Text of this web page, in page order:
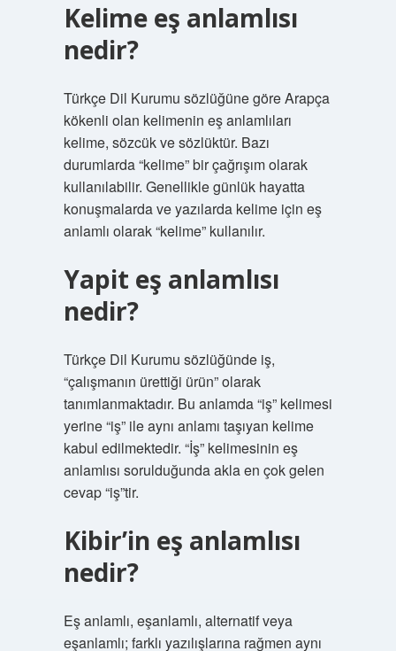
Kelime eş anlamlısı
nedir?
Türkçe Dil Kurumu sözlüğüne göre Arapça
kökenli olan kelimenin eş anlamlıları
kelime, sözcük ve sözlüktür. Bazı
durumlarda “kelime” bir çağrışım olarak
kullanılabilir. Genellikle günlük hayatta
konuşmalarda ve yazılarda kelime için eş
anlamlı olarak “kelime” kullanılır.
Yapit eş anlamlısı
nedir?
Türkçe Dil Kurumu sözlüğünde iş,
“çalışmanın ürettiği ürün” olarak
tanımlanmaktadır. Bu anlamda “iş” kelimesi
yerine “iş” ile aynı anlamı taşıyan kelime
kabul edilmektedir. “İş” kelimesinin eş
anlamlısı sorulduğunda akla en çok gelen
cevap “iş”tir.
Kibir’in eş anlamlısı
nedir?
Eş anlamlı, eşanlamlı, alternatif veya
eşanlamlı; farklı yazılışlarına rağmen aynı